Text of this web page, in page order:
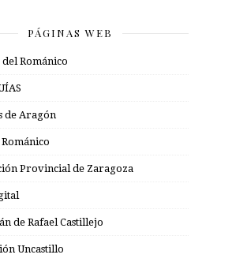
PÁGINAS WEB
Románico
de Aragón
Provincial de Zaragoza
de Rafael Castillejo
Uncastillo